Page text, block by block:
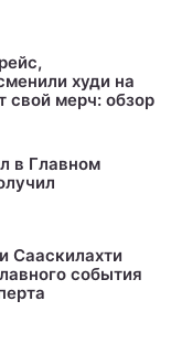
худи на
свой мерч: обзор
в Главном
Сааскилахти
события